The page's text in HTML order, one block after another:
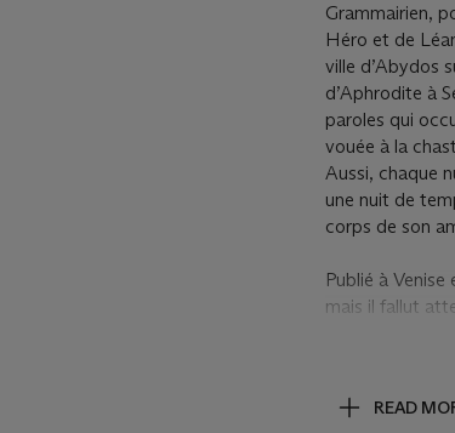
Grammairien,
Héro et de
ville d’Abydos
d’Aphrodite à
paroles qui
vouée à la
Aussi, chaque
une nuit de
corps de son
Publié à
mais il fallut
Coupin en
READ